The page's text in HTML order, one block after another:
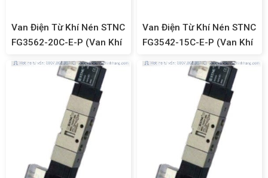
Van Điện Từ Khí Nén STNC
FG3562-20C-E-P (Van Khí
Van Điện Từ Khí Nén STNC
FG3542-15C-E-P (Van Khí